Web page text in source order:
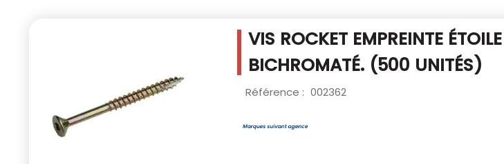
VIS ROCKET EMPREINTE
BICHROMATÉ. (500 UNITÉS)
Référence : 002362